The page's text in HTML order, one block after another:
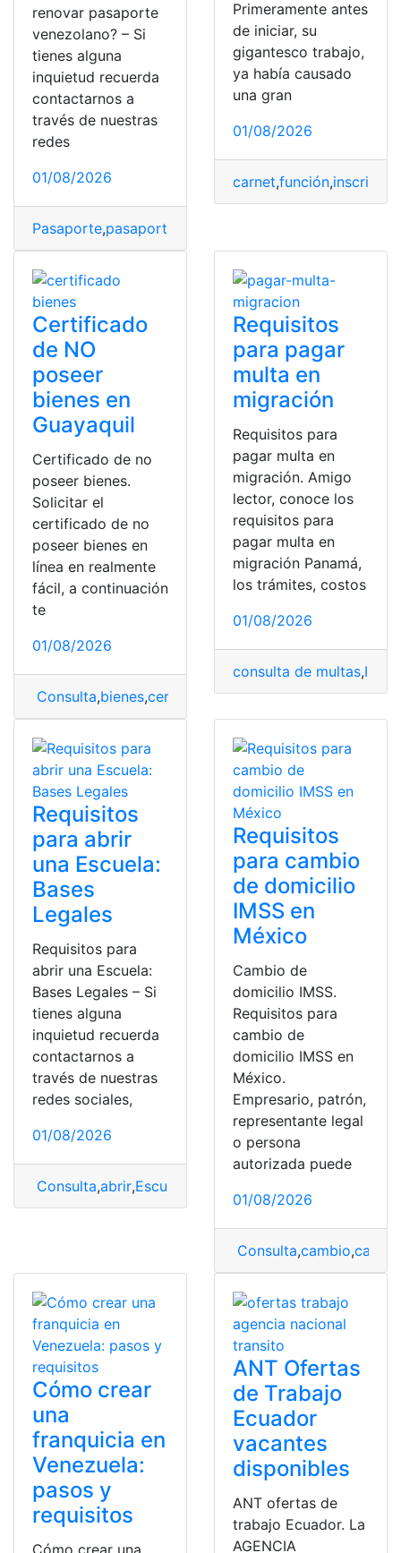
renovar pasaporte
venezolano? – Si
tienes alguna
inquietud recuerda
contactarnos a
través de nuestras
redes
01/08/2026
Pasaporte,pasaporte biométrico
Primeramente antes
de iniciar, su
gigantesco trabajo,
ya había causado
una gran
01/08/2026
carnet,función,inscrito
Certificado
de NO
poseer
bienes en
Guayaquil
Certificado de no
poseer bienes.
Solicitar el
certificado de no
poseer bienes en
línea en realmente
fácil, a continuación
te
01/08/2026
Consulta,bienes,certificado,Guayaquil,no poseer
Requisitos
para pagar
multa en
migración
Requisitos para
pagar multa en
migración. Amigo
lector, conoce los
requisitos para
pagar multa en
migración Panamá,
los trámites, costos
01/08/2026
consulta de multas,
Requisitos
para abrir
una Escuela:
Bases
Legales
Requisitos para
abrir una Escuela:
Bases Legales – Si
tienes alguna
inquietud recuerda
contactarnos a
través de nuestras
redes sociales,
01/08/2026
Consulta,abrir,Escuela
Requisitos
para cambio
de domicilio
IMSS en
México
Cambio de
domicilio IMSS.
Requisitos para
cambio de
domicilio IMSS en
México.
Empresario, patrón,
representante legal
o persona
autorizada puede
01/08/2026
Consulta,cambio,
Cómo crear
una
franquicia en
Venezuela:
pasos y
requisitos
Cómo crear una
ANT Ofertas
de Trabajo
Ecuador
vacantes
disponibles
ANT ofertas de
trabajo Ecuador. La
AGENCIA